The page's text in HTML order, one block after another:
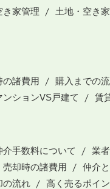
き家管理
土地・空き
の諸費用
購入までの
ンションVS戸建て 賃
介手数料について
業
売却時の諸費用
仲介
の流れ
高く売るポイ